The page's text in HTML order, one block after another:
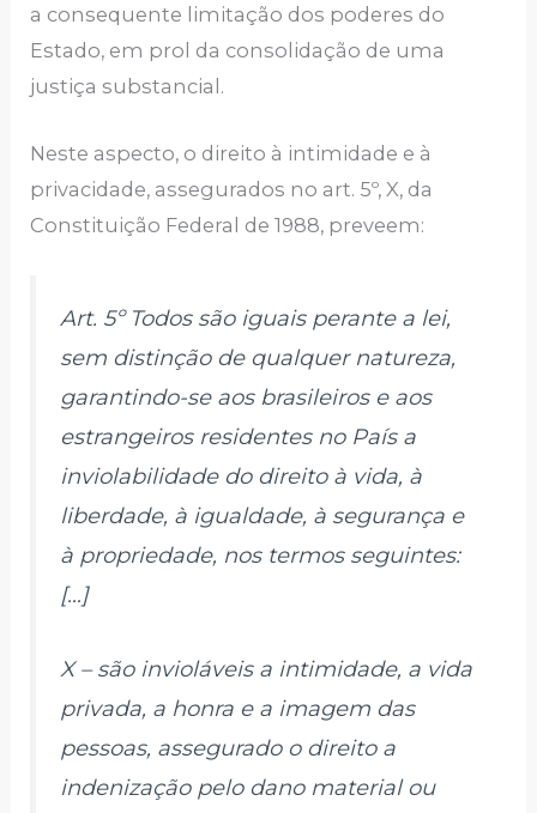
a consequente limitação dos poderes do
Estado, em prol da consolidação de uma
justiça substancial.
Neste aspecto, o direito à intimidade e à
privacidade, assegurados no art. 5º, X, da
Constituição Federal de 1988, preveem:
Art. 5º Todos são iguais perante a lei,
sem distinção de qualquer natureza,
garantindo-se aos brasileiros e aos
estrangeiros residentes no País a
inviolabilidade do direito à vida, à
liberdade, à igualdade, à segurança e
à propriedade, nos termos seguintes:
[…]
X – são invioláveis a intimidade, a vida
privada, a honra e a imagem das
pessoas, assegurado o direito a
indenização pelo dano material ou